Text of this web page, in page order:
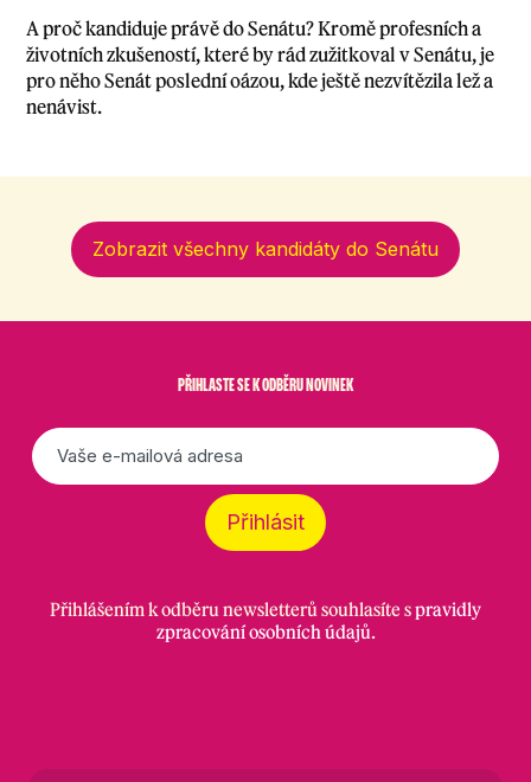
A proč kandiduje právě do Senátu? Kromě profesních a
životních zkušeností, které by rád zužitkoval v Senátu, je
pro něho Senát poslední oázou, kde ještě nezvítězila lež a
nenávist.
Zobrazit všechny kandidáty do Senátu
PŘIHLASTE SE K ODBĚRU NOVINEK
E-
mail
Přihlásit
Přihlášením k odběru newsletterů souhlasíte spravidly
zpracování osobních údajů.